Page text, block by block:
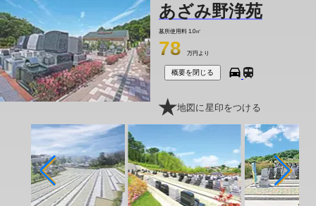
あざみ野浄苑
墓所使用料 1.0㎡
78 万円より
概要を閉じる
地図に星印をつける